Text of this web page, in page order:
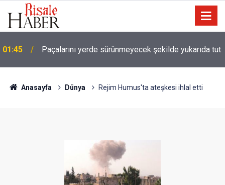
01:45 Paçalarını yerde sürünmeyecek şekilde yukarıda tut
Anasayfa Dünya Rejim Humus'ta ateşkesi ihlal etti